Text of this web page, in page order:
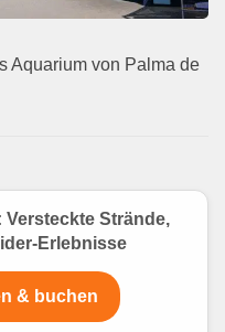
Aquarium von Palma de
Strände,
Erlebnisse
& buchen